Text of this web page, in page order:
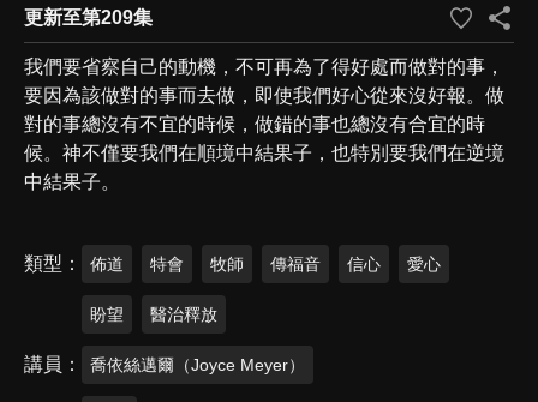
更新至第209集
我們要省察自己的動機，不可再為了得好處而做對的事，
要因為該做對的事而去做，即使我們好心從來沒好報。做
對的事總沒有不宜的時候，做錯的事也總沒有合宜的時
候。神不僅要我們在順境中結果子，也特別要我們在逆境
中結果子。
類型 佈道 特會 牧師 傳福音 信心 愛心
盼望 醫治釋放
講員 喬依絲邁爾（Joyce Meyer）